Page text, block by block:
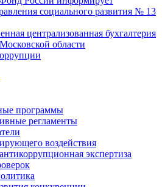
социального развития № 13
централизованная бухгалтерия
области
программы
регламенты
воздействия
экспертиза